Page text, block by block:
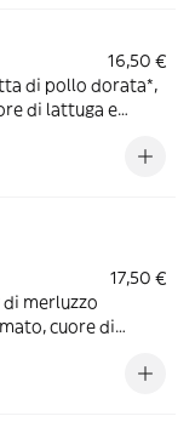
16,50 €
di pollo dorata*,
di lattuga e
17,50 €
merluzzo
cuore di